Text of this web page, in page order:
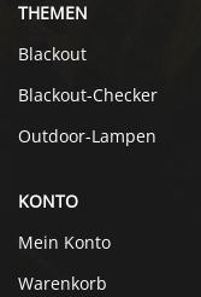
THEMEN
Blackout
Blackout-Checker
Outdoor-Lampen
KONTO
Mein Konto
Warenkorb